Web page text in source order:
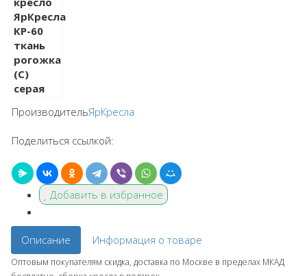
ПроизводительЯрКресла
Поделиться ссылкой:
Добавить в избранное
Описание Информация о товаре
Оптовым покупателям скидка, доставка по Москве в пределах МКАД